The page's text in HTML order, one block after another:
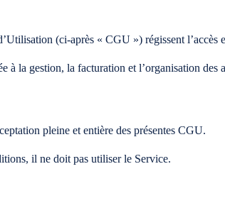
(ci-après « CGU ») régissent
à la gestion, la facturation et l’organisation des
pleine et entière des présentes CGU.
il ne doit pas utiliser le Service.